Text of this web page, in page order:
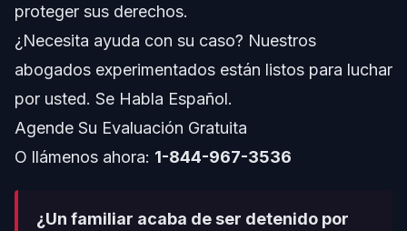
Pasos Clave a Seguir si Usted o un Familiar
Encuentran Detención de ICE
Conozca Sus Derechos en Detención
Cómo Afecta el Financiamiento de ICE las Condiciones
Calendario y Qué Esperar de los Proyectos de
proteger sus derechos.
¿Necesita ayuda con su caso? Nuestros
abogados experimentados están listos para luchar
por usted. Se Habla Español.
Agende Su Evaluación Gratuita
O llámenos ahora: 1-844-967-3536
¿Un familiar acaba de ser detenido por